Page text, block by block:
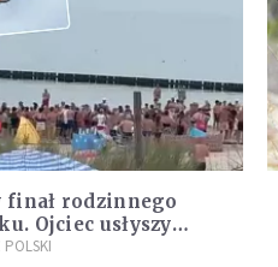
finał rodzinnego
Ojciec usłyszy